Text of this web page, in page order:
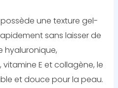
une texture gel-
sans laisser de
hyaluronique,
E et collagène, le
et douce pour la peau.